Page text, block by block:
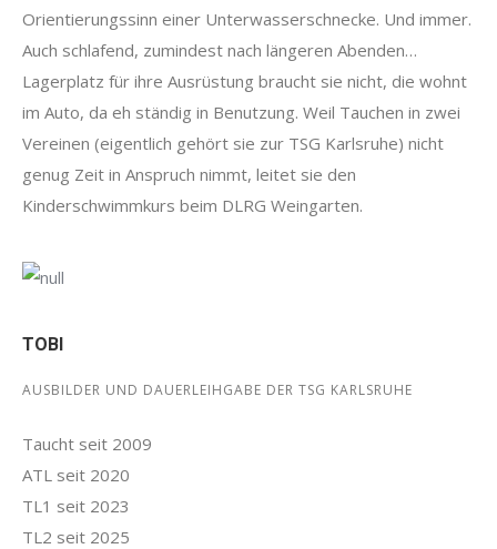
Orientierungssinn einer Unterwasserschnecke. Und immer.
Auch schlafend, zumindest nach längeren Abenden…
Lagerplatz für ihre Ausrüstung braucht sie nicht, die wohnt
im Auto, da eh ständig in Benutzung. Weil Tauchen in zwei
Vereinen (eigentlich gehört sie zur TSG Karlsruhe) nicht
genug Zeit in Anspruch nimmt, leitet sie den
Kinderschwimmkurs beim DLRG Weingarten.
TOBI
AUSBILDER UND DAUERLEIHGABE DER TSG KARLSRUHE
Taucht seit 2009
ATL seit 2020
TL1 seit 2023
TL2 seit 2025